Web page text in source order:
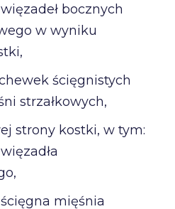
bocznych
w wyniku
ścięgnistych
strzałkowych,
strony kostki, w tym:
mięśnia